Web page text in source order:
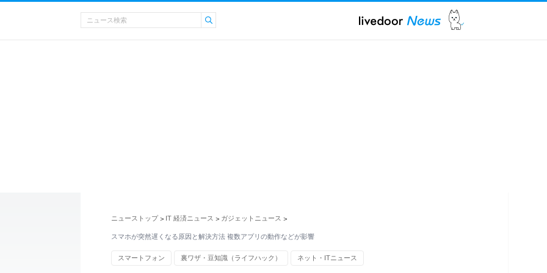
ニューストップ > IT 経済ニュース > ガジェットニュース >
スマホが突然遅くなる原因と解決方法 複数アプリの動作などが影響
スマートフォン 裏ワザ・豆知識（ライフハック） ネット・ITニュース